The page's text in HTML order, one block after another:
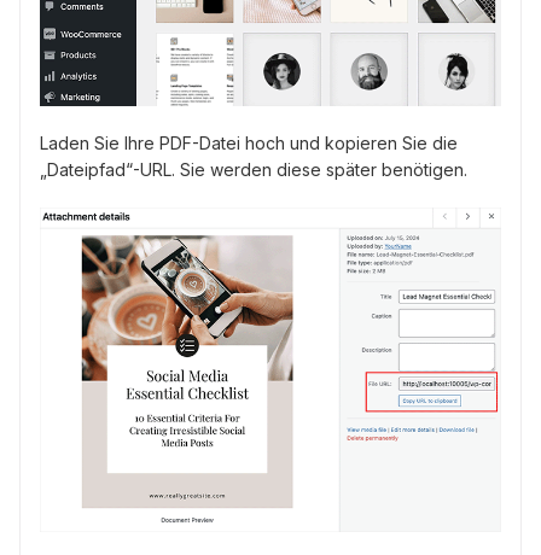
Laden Sie Ihre PDF-Datei hoch und kopieren Sie die
„Dateipfad“-URL. Sie werden diese später benötigen.